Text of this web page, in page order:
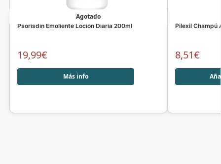
Agotado
Psorisdin Emoliente Loción Diaria 200ml
19,99€
Más info
Pilexil Champú
8,51€